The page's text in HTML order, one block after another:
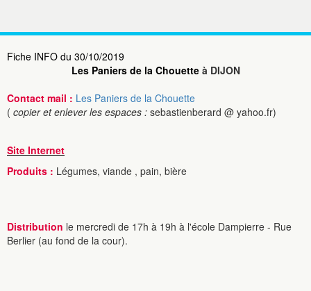
Fiche INFO du 30/10/2019
Les Paniers de la Chouetteà DIJON
Contact mail : Les Paniers de la Chouette
( copier et enlever les espaces : sebastienberard @ yahoo.fr)
Site Internet
Produits : Légumes, viande , pain, bière
Distribution le mercredi de 17h à 19h à l'école Dampierre - Rue
Berlier (au fond de la cour).